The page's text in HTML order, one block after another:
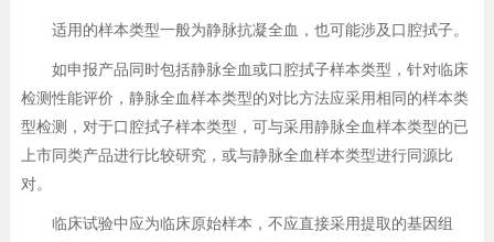
适用的样本类型一般为静脉抗凝全血，也可能涉及口腔拭子。
如申报产品同时包括静脉全血或口腔拭子样本类型，针对临床
检测性能评价，静脉全血样本类型的对比方法应采用相同的样本类
型检测，对于口腔拭子样本类型，可与采用静脉全血样本类型的已
上市同类产品进行比较研究，或与静脉全血样本类型进行同源比
对。
临床试验中应为临床原始样本，不应直接采用提取的基因组